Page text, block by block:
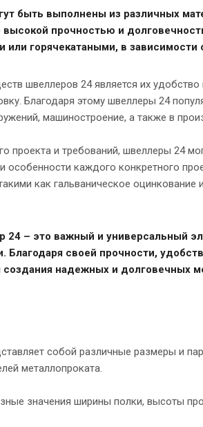
быть выполнены из различных
высокой прочностью и
или горячекатаными, в зависимости
швеллеров 24 является их
Благодаря этому швеллеры 24
машиностроение, а также в
проекта и требований, швеллеры 24
особенности каждого конкретного
как гальваническое
24 – это важный и универсальный
Благодаря своей прочности,
создания надежных и долговечных
собой различные размеры и
металлопроката.
значения ширины полки, высоты